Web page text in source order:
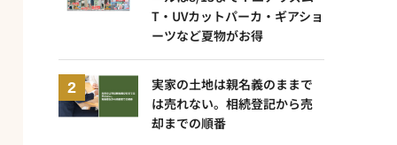
T・UVカットパーカ・ギアショ
ーツなど夏物がお得
実家の土地は親名義のままで
は売れない。相続登記から売
却までの順番